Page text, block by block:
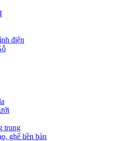
điện
trung
ghế liền bàn